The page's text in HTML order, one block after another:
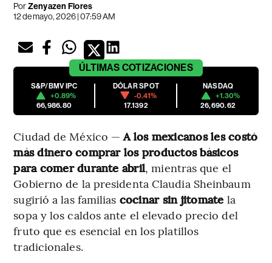
PorZenyazen Flores
12 de mayo, 2026 | 07:59 AM
ÚLTIMAS COTIZACIONES
S&P/BMV IPC
+0.89%
66,986.80
DÓLAR SPOT
-0.41%
17.1392
NASDAQ
+1.30%
26,690.62
Ciudad de México —A los mexicanos les costó
más dinero comprar los productos básicos
para comer durante abril, mientras que el
Gobierno de la presidenta Claudia Sheinbaum
sugirió a las familias cocinar sin jitomate la
sopa y los caldos ante el elevado precio del
fruto que es esencial en los platillos
tradicionales.